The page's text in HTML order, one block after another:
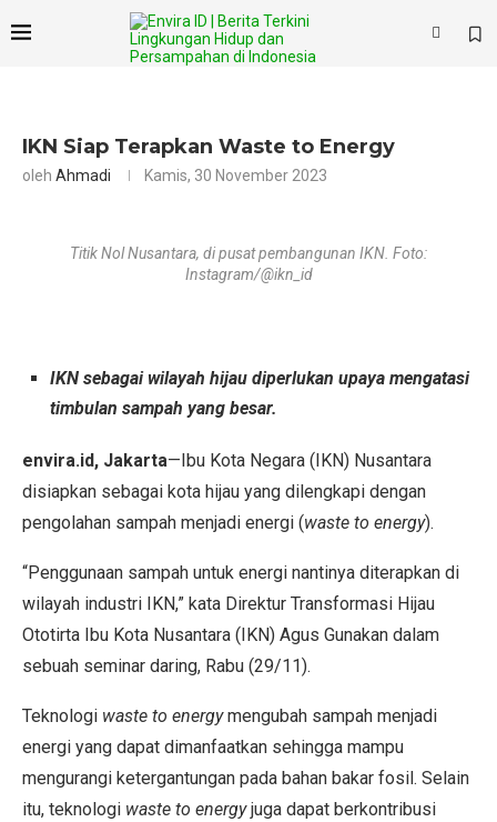
IKN Siap Terapkan Waste to Energy
oleh Ahmadi Kamis, 30 November 2023
Titik Nol Nusantara, di pusat pembangunan IKN. Foto:
Instagram/@ikn_id
IKN sebagai wilayah hijau diperlukan upaya mengatasi
timbulan sampah yang besar.
envira.id, Jakarta—Ibu Kota Negara (IKN) Nusantara
disiapkan sebagai kota hijau yang dilengkapi dengan
pengolahan sampah menjadi energi (waste to energy).
“Penggunaan sampah untuk energi nantinya diterapkan di
wilayah industri IKN,” kata Direktur Transformasi Hijau
Ototirta Ibu Kota Nusantara (IKN) Agus Gunakan dalam
sebuah seminar daring, Rabu (29/11).
Teknologi waste to energymengubah sampah menjadi
energi yang dapat dimanfaatkan sehingga mampu
mengurangi ketergantungan pada bahan bakar fosil. Selain
itu, teknologi waste to energyjuga dapat berkontribusi